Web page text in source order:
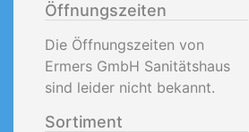
Öffnungszeiten
Die Öffnungszeiten von
Ermers GmbH Sanitätshaus
sind leider nicht bekannt.
Sortiment